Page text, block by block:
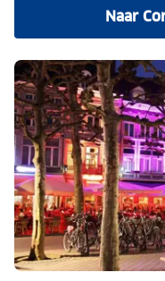
Naar